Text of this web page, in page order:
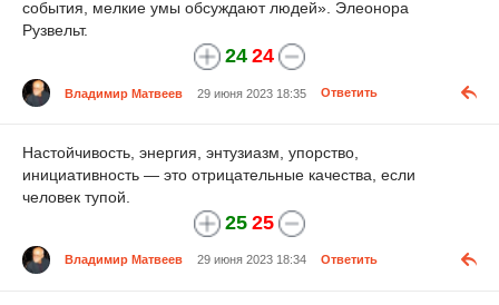
события, мелкие умы обсуждают людей». Элеонора
Рузвельт.
24 24
Владимир Матвеев 29 июня 2023 18:35 Ответить
Настойчивость, энергия, энтузиазм, упорство,
инициативность — это отрицательные качества, если
человек тупой.
25 25
Владимир Матвеев 29 июня 2023 18:34 Ответить